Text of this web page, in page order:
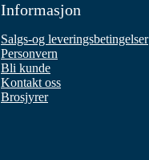
Informasjon
Salgs-og leveringsbetingelser
Personvern
Bli kunde
Kontakt oss
Brosjyrer